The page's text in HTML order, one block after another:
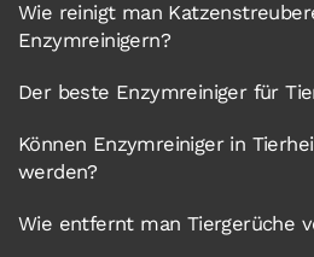
Wie reinigt man
Enzymreinigern?
Der beste Enzymreiniger für
Können Enzymreiniger in
werden?
Wie entfernt man Tiergerüche